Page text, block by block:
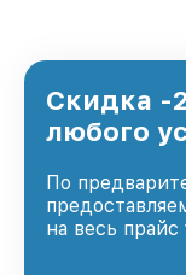
Нижнем
уровень
клиентов.
Скидка -
любого
По
на весь